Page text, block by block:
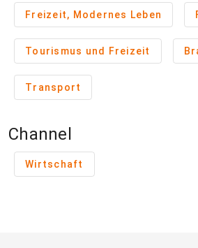
Freizeit, Modernes Leben
Tourismus und Freizeit
Transport
Channel
Wirtschaft